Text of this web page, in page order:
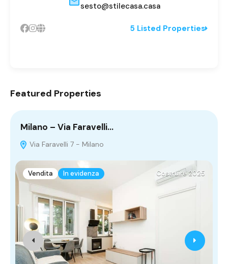
sesto@stilecasa.casa
5 Listed Properties
Featured Properties
Milano – Via Faravelli…
Via Faravelli 7 - Milano
Vendita In evidenza Costruire 2025